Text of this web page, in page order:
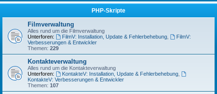
PHP-Skripte
Filmverwaltung
Alles rund um die Filmverwaltung
Unterforen:
FilmV: Installation, Update & Fehlerbehebung,
FilmV:
Verbesserungen & Entwickler
Themen: 229
Kontakteverwaltung
Alles rund um die Kontakteverwaltung
Unterforen:
KontakteV: Installation, Update & Fehlerbehebung,
KontakteV: Verbesserungen & Entwickler
Themen: 107